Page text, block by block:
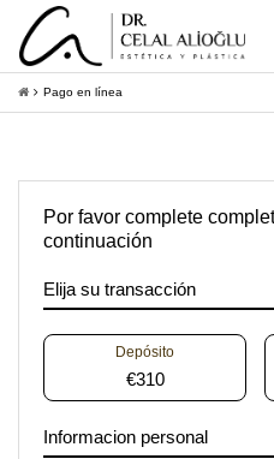
Acerca de mí
Guía Del Paciente
Contacto
Obtener información
Pago en línea
Por favor complete
continuación
Elija su transacción
Depósito
€310
Informacion personal